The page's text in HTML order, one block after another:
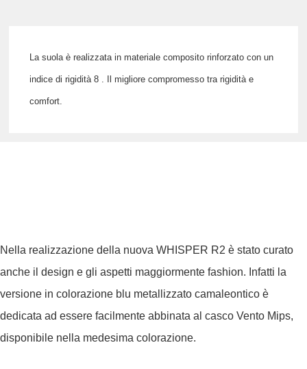
La suola è realizzata inmateriale composito rinforzato con un
indice di rigidità 8 . Il migliore compromesso tra rigidità e
comfort.
Nella realizzazione della nuova WHISPER R2 è stato curato
anche il design e gli aspetti maggiormente fashion. Infatti la
versione in colorazione blu metallizzato camaleontico è
dedicata ad essere facilmente abbinata al casco Vento Mips,
disponibile nella medesima colorazione.